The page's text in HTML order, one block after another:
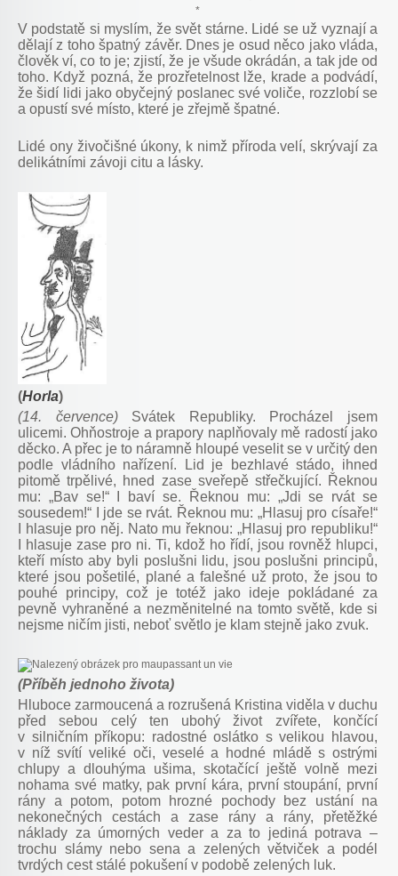
*
V podstatě si myslím, že svět stárne. Lidé se už vyznají a
dělají z toho špatný závěr. Dnes je osud něco jako vláda,
člověk ví, co to je; zjistí, že je všude okrádán, a tak jde od
toho. Když pozná, že prozřetelnost lže, krade a podvádí,
že šidí lidi jako obyčejný poslanec své voliče, rozzlobí se
a opustí své místo, které je zřejmě špatné.
Lidé ony živočišné úkony, k nimž příroda velí, skrývají za
delikátními závoji citu a lásky.
(Horla)
(14. července)Svátek Republiky. Procházel jsem
ulicemi. Ohňostroje a prapory naplňovaly mě radostí jako
děcko. A přec je to náramně hloupé veselit se v určitý den
podle vládního nařízení. Lid je bezhlavé stádo, ihned
pitomě trpělivé, hned zase sveřepě střečkující. Řeknou
mu: „Bav se!“ I baví se. Řeknou mu: „Jdi se rvát se
sousedem!“ I jde se rvát. Řeknou mu: „Hlasuj pro císaře!“
I hlasuje pro něj. Nato mu řeknou: „Hlasuj pro republiku!“
I hlasuje zase pro ni. Ti, kdož ho řídí, jsou rovněž hlupci,
kteří místo aby byli poslušni lidu, jsou poslušni principů,
které jsou pošetilé, plané a falešné už proto, že jsou to
pouhé principy, což je totéž jako ideje pokládané za
pevně vyhraněné a nezměnitelné na tomto světě, kde si
nejsme ničím jisti, neboť světlo je klam stejně jako zvuk.
(Příběh jednoho života)
Hluboce zarmoucená a rozrušená Kristina viděla v duchu
před sebou celý ten ubohý život zvířete, končící
v silničním příkopu: radostné oslátko s velikou hlavou,
v níž svítí veliké oči, veselé a hodné mládě s ostrými
chlupy a dlouhýma ušima, skotačící ještě volně mezi
nohama své matky, pak první kára, první stoupání, první
rány a potom, potom hrozné pochody bez ustání na
nekonečných cestách a zase rány a rány, přetěžké
náklady za úmorných veder a za to jediná potrava –
trochu slámy nebo sena a zelených větviček a podél
tvrdých cest stálé pokušení v podobě zelených luk.